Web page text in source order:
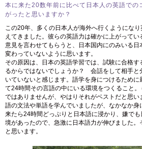
本に来た20数年前に比べて日本人の英語での
がったと思いますか？
この20年、多くの日本人が海外へ行くようにな
えてきました。彼らの英語力は確かに上がって
意見を言わせてもらうと、日本国内にのみいる日
変わっていないように思います。
その原因は、日本の英語学習では、試験に合格
るからではないでしょうか？ 会話をして相手と
いていないと感じます。語学を身につけるため
て24時間その言語の中にいる環境をつくること
ではありませんが、やはりそれがベストだと思
語の文法や単語を学んでいましたが、なかなか
来たら24時間どっぷりと日本語に浸かり、嫌で
境があったので、急激に日本語力が伸びました
と思います。